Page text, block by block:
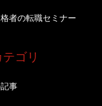
者の転職セミナー
ゴリ
事